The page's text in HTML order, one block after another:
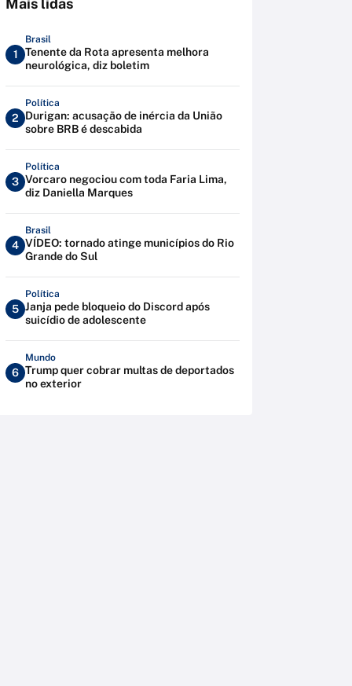
Mais lidas
1
Brasil
Tenente da Rota apresenta melhora
neurológica, diz boletim
2
Política
Durigan: acusação de inércia da União
sobre BRB é descabida
3
Política
Vorcaro negociou com toda Faria Lima,
diz Daniella Marques
4
Brasil
VÍDEO: tornado atinge municípios do Rio
Grande do Sul
5
Política
Janja pede bloqueio do Discord após
suicídio de adolescente
6
Mundo
Trump quer cobrar multas de deportados
no exterior